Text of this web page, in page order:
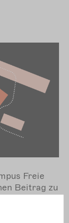
Freie
Beitrag zu